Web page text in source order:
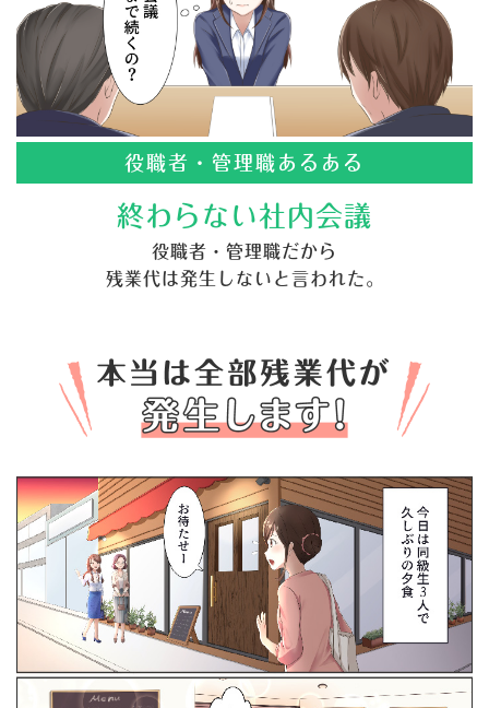
役職者・管理職あるある
終わらない社内会議
役職者・管理職だから
残業代は発生しないと言われた。